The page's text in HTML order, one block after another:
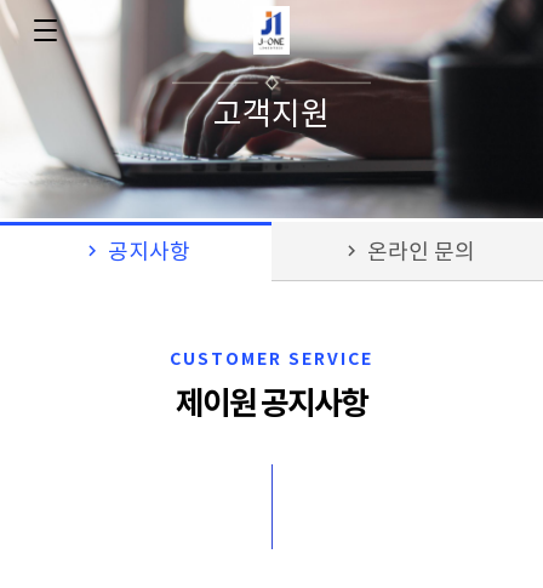
고객지원
keyboard_arrow_right 공지사항 keyboard_arrow_right 온라인 문의
CUSTOMER SERVICE
제이원 공지사항